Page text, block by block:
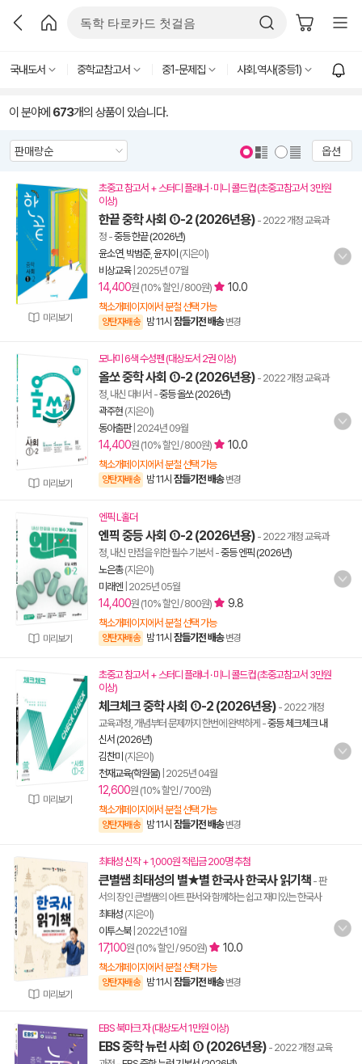
국내도서 중학교참고서 중1-문제집 사회.역사(중등1)
이 분야에 673개의 상품이 있습니다.
옵션
미리보기
초중고 참고서 + 스터디 플래너 · 미니 콜드컵 (초중고참고서 3만원
이상)
한끝 중학 사회 ①-2 (2026년용) - 2022 개정 교육과
정 -중등 한끝 (2026년)
윤소연, 박범준, 윤지이 (지은이)
비상교육| 2025년 07월
14,400원 (10% 할인 / 800원) 10.0
책소개페이지에서 분철 선택 가능
양탄자배송 밤 11시 잠들기전 배송 변경
미리보기
모나미 6색 수성펜 (대상도서 2권 이상)
올쏘 중학 사회 ①-2 (2026년용) - 2022 개정 교육과
정, 내신 대비서 -중등 올쏘 (2026년)
곽주현 (지은이)
동아출판| 2024년 09월
14,400원 (10% 할인 / 800원) 10.0
책소개페이지에서 분철 선택 가능
양탄자배송 밤 11시 잠들기전 배송 변경
미리보기
엔픽 L홀더
엔픽 중등 사회 ①-2 (2026년용) - 2022 개정 교육과
정, 내신 만점을 위한 필수 기본서 -중등 엔픽 (2026년)
노은총(지은이)
미래엔 2025년 05월
14,400원 (10% 할인 / 800원) 9.8
책소개페이지에서 분철 선택 가능
양탄자배송 밤 11시 잠들기전 배송 변경
미리보기
초중고 참고서 + 스터디 플래너 · 미니 콜드컵 (초중고참고서 3만원
이상)
체크체크 중학 사회 ①-2 (2026년용) - 2022 개정
교육과정, 개념부터 문제까지 한번에 완벽하게 -중등 체크체크 내
신서 (2026년)
김찬미 (지은이)
천재교육(학원물) 2025년 04월
12,600원 (10% 할인 / 700원)
책소개페이지에서 분철 선택 가능
양탄자배송 밤 11시 잠들기전 배송 변경
미리보기
최태성 신작 + 1,000원 적립금 200명 추첨
큰별쌤 최태성의 별★별 한국사 한국사 읽기책 - 판
서의 장인 큰별쌤의 아트 판서와 함께하는 쉽고 재미있는 한국사
최태성 (지은이)
이투스북| 2022년 10월
17,100원 (10% 할인 / 950원) 10.0
책소개페이지에서 분철 선택 가능
양탄자배송 밤 11시 잠들기전 배송 변경
EBS 북마크 자 (대상도서 1만원 이상)
EBS 중학 뉴런 사회 ① (2026년용) - 2022 개정 교육